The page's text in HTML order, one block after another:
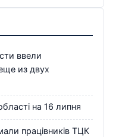
ввели
из двух
на 16 липня
працівників ТЦК